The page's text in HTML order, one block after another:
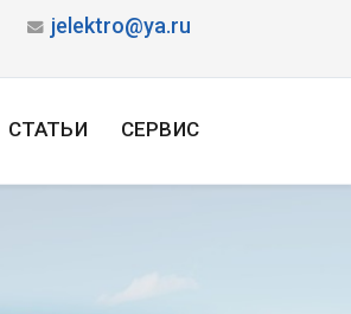
jelektro@ya.ru
СТАТЬИ СЕРВИС